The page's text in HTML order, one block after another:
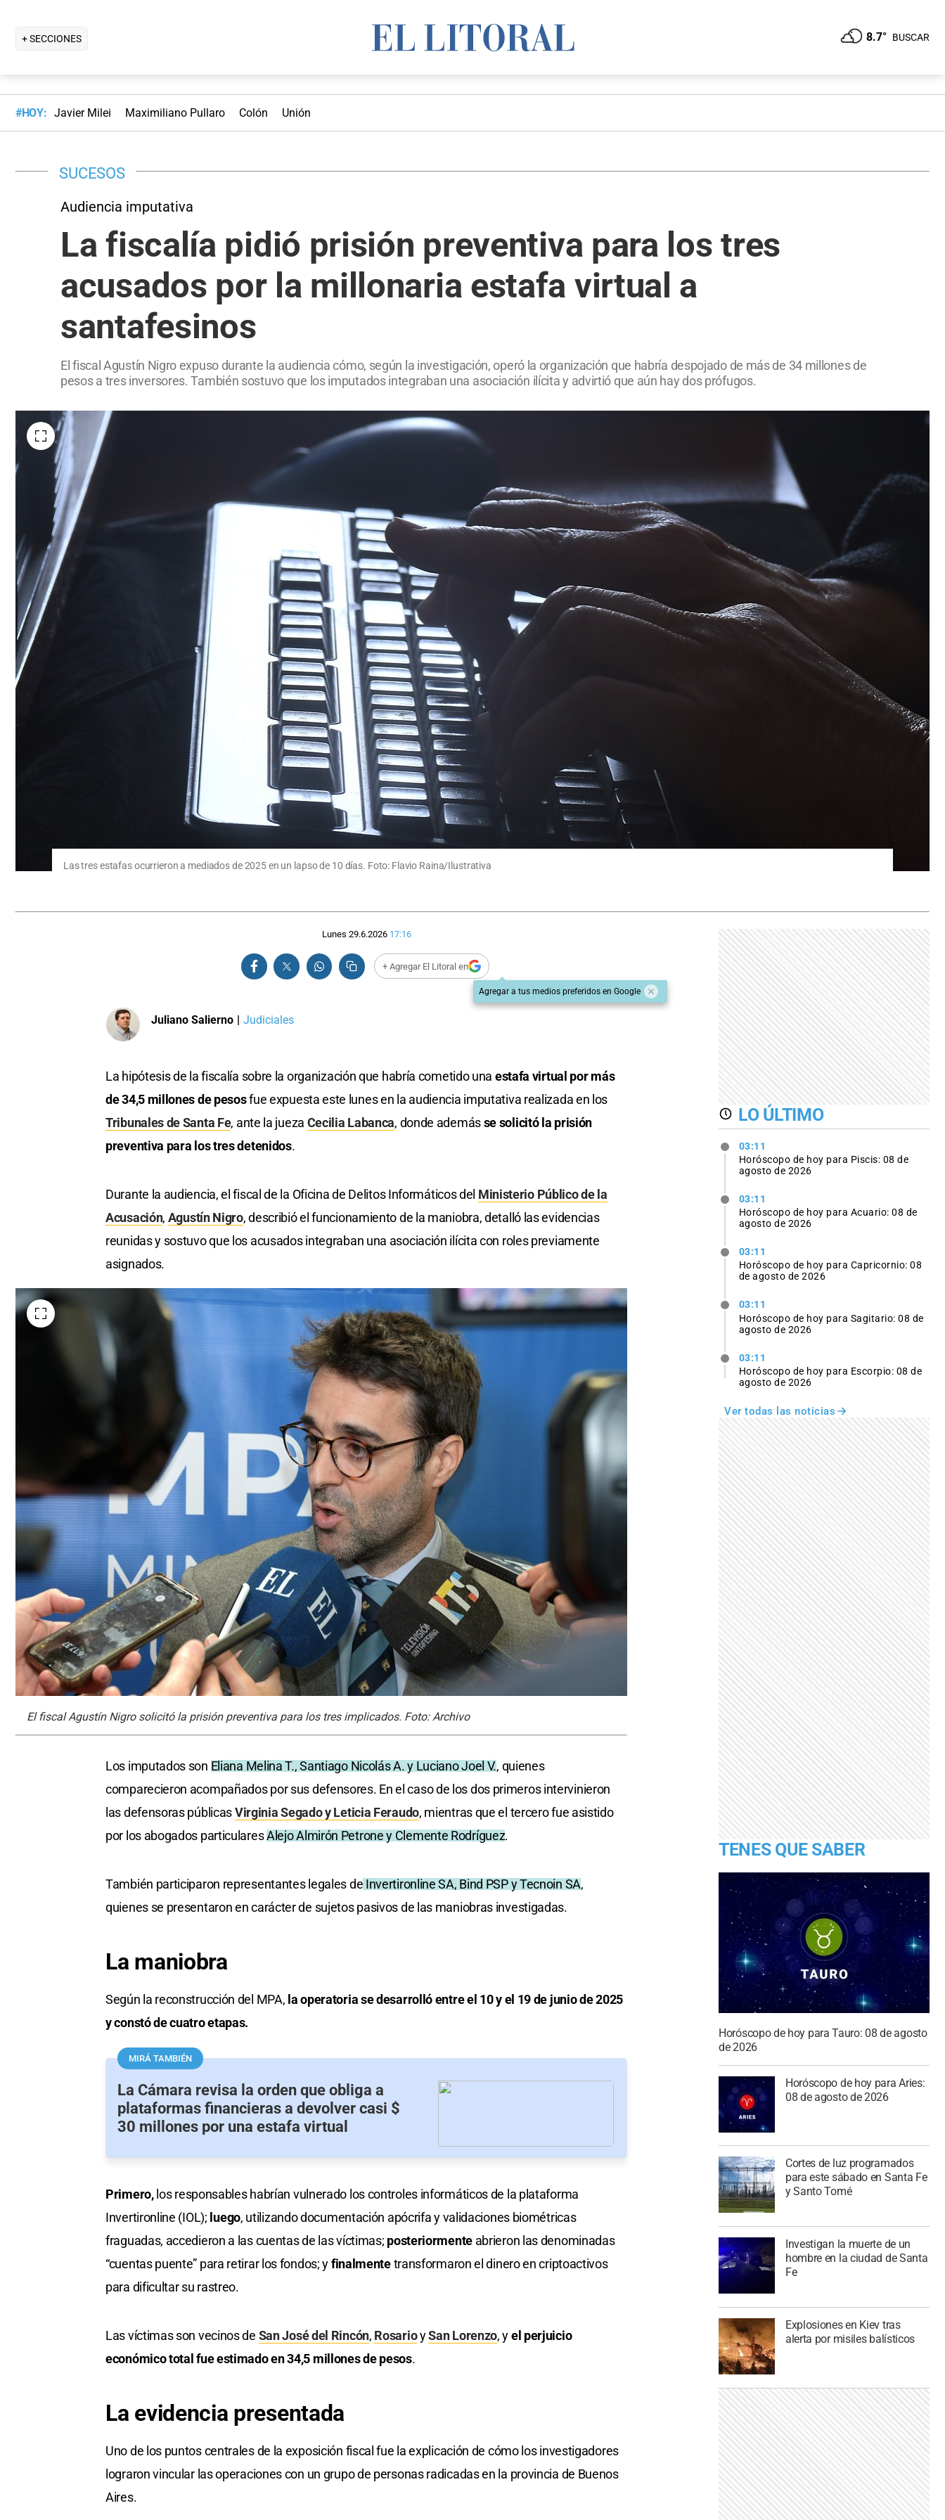
+ SECCIONES 8.7° BUSCAR
#HOY: Javier Milei Maximiliano Pullaro Colón Unión
SUCESOS
Audiencia imputativa
La fiscalía pidió prisión preventiva para los tres
acusados por la millonaria estafa virtual a
santafesinos
El fiscal Agustín Nigro expuso durante la audiencia cómo, según la investigación, operó la organización que habría despojado de más de 34 millones de
pesos a tres inversores. También sostuvo que los imputados integraban una asociación ilícita y advirtió que aún hay dos prófugos.
Las tres estafas ocurrieron a mediados de 2025 en un lapso de 10 días. Foto: Flavio Raina/Ilustrativa
Lunes 29.6.2026 17:16
+ Agregar El Litoral en
Agregar a tus medios preferidos en Google
Juliano Salierno Judiciales
La hipótesis de la fiscalía sobre la organización que habría cometido una estafa virtual por más
de 34,5 millones de pesosfue expuesta este lunes en la audiencia imputativa realizada en los
Tribunales de Santa Fe, ante la jueza Cecilia Labanca, donde ademásse solicitó la prisión
preventiva para los tres detenidos.
Durante la audiencia, el fiscal de la Oficina de Delitos Informáticos del Ministerio Público de la
Acusación, Agustín Nigro, describió el funcionamiento de la maniobra, detalló las evidencias
reunidas y sostuvo que los acusados integraban una asociación ilícita con roles previamente
asignados.
El fiscal Agustín Nigro solicitó la prisión preventiva para los tres implicados. Foto: Archivo
Los imputados son Eliana Melina T., Santiago Nicolás A. y Luciano Joel V., quienes
comparecieron acompañados por sus defensores. En el caso de los dos primeros intervinieron
las defensoras públicasVirginia Segado y Leticia Feraudo, mientras que el tercero fue asistido
por los abogados particularesAlejo Almirón Petrone y Clemente Rodríguez.
También participaron representantes legales de Invertironline SA, Bind PSP y Tecnoin SA,
quienes se presentaron en carácter de sujetos pasivos de las maniobras investigadas.
La maniobra
Según la reconstrucción del MPA, la operatoria se desarrolló entre el 10 y el 19 de junio de 2025
y constó de cuatro etapas.
MIRÁ TAMBIÉN
La Cámara revisa la orden que obliga a
plataformas financieras a devolver casi $
30 millones por una estafa virtual
Primero,los responsables habrían vulnerado los controles informáticos de la plataforma
Invertironline (IOL); luego, utilizando documentación apócrifa y validaciones biométricas
fraguadas, accedieron a las cuentas de las víctimas; posteriormenteabrieron las denominadas
“cuentas puente” para retirar los fondos; yfinalmentetransformaron el dinero en criptoactivos
para dificultar su rastreo.
Las víctimas son vecinos de San José del Rincón, RosarioySan Lorenzo, yel perjuicio
económico total fue estimado en 34,5 millones de pesos.
La evidencia presentada
Uno de los puntos centrales de la exposición fiscal fue la explicación de cómo los investigadores
lograron vincular las operaciones con un grupo de personas radicadas en la provincia de Buenos
Aires.
LO ÚLTIMO
03:11
Horóscopo de hoy para Piscis: 08 de
agosto de 2026
03:11
Horóscopo de hoy para Acuario: 08 de
agosto de 2026
03:11
Horóscopo de hoy para Capricornio: 08
de agosto de 2026
03:11
Horóscopo de hoy para Sagitario: 08 de
agosto de 2026
03:11
Horóscopo de hoy para Escorpio: 08 de
agosto de 2026
Ver todas las noticias
TENES QUE SABER
Horóscopo de hoy para Tauro: 08 de agosto
de 2026
Horóscopo de hoy para Aries:
08 de agosto de 2026
Cortes de luz programados
para este sábado en Santa Fe
y Santo Tomé
Investigan la muerte de un
hombre en la ciudad de Santa
Fe
Explosiones en Kiev tras
alerta por misiles balísticos